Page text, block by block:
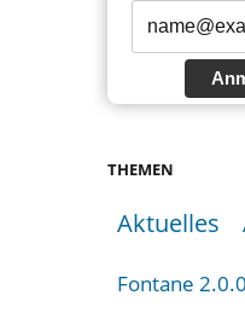
THEMEN
Aktuelles
Fontane 2.0.0